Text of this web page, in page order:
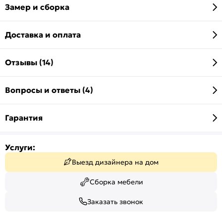
Замер и сборка
Доставка и оплата
Отзывы (14)
Вопросы и ответы (4)
Гарантия
Услуги:
Выезд дизайнера на дом
Сборка мебели
Заказать звонок